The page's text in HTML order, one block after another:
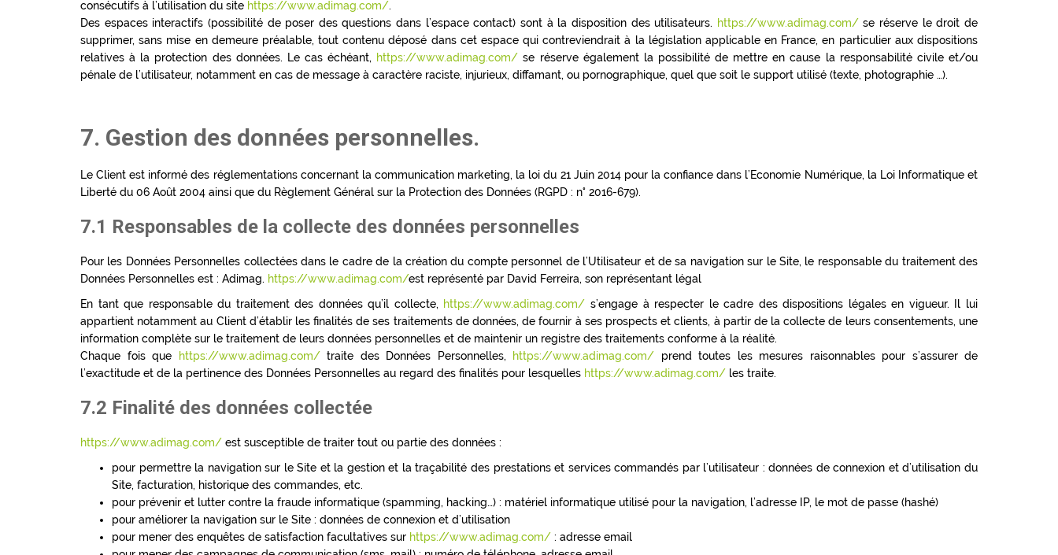
consécutifs à l’utilisation du site https://www.adimag.com/.
Des espaces interactifs (possibilité de poser des questions dans l’espace contact) sont à la disposition des utilisateurs. https://www.adimag.com/se réserve le droit de
supprimer, sans mise en demeure préalable, tout contenu déposé dans cet espace qui contreviendrait à la législation applicable en France, en particulier aux dispositions
relatives à la protection des données. Le cas échéant, https://www.adimag.com/ se réserve également la possibilité de mettre en cause la responsabilité civile et/ou
pénale de l’utilisateur, notamment en cas de message à caractère raciste, injurieux, diffamant, ou pornographique, quel que soit le support utilisé (texte, photographie …).
7. Gestion des données personnelles.
Le Client est informé des réglementations concernant la communication marketing, la loi du 21 Juin 2014 pour la confiance dans l’Economie Numérique, la Loi Informatique et
Liberté du 06 Août 2004 ainsi que du Règlement Général sur la Protection des Données (RGPD : n° 2016-679).
7.1 Responsables de la collecte des données personnelles
Pour les Données Personnelles collectées dans le cadre de la création du compte personnel de l’Utilisateur et de sa navigation sur le Site, le responsable du traitement des
Données Personnelles est : Adimag. https://www.adimag.com/est représenté par David Ferreira, son représentant légal
En tant que responsable du traitement des données qu’il collecte, https://www.adimag.com/ s’engage à respecter le cadre des dispositions légales en vigueur. Il lui
appartient notamment au Client d’établir les finalités de ses traitements de données, de fournir à ses prospects et clients, à partir de la collecte de leurs consentements, une
information complète sur le traitement de leurs données personnelles et de maintenir un registre des traitements conforme à la réalité.
Chaque fois que
https://www.adimag.com/traite des Données Personnelles, https://www.adimag.com/ prend toutes les mesures raisonnables pour s’assurer de
l’exactitude et de la pertinence des Données Personnelles au regard des finalités pour lesquelles https://www.adimag.com/ les traite.
7.2 Finalité des données collectée
https://www.adimag.com/ est susceptible de traiter tout ou partie des données :
pour permettre la navigation sur le Site et la gestion et la traçabilité des prestations et services commandés par l’utilisateur : données de connexion et d’utilisation du
Site, facturation, historique des commandes, etc.
pour prévenir et lutter contre la fraude informatique (spamming, hacking…) : matériel informatique utilisé pour la navigation, l’adresse IP, le mot de passe (hashé)
pour améliorer la navigation sur le Site : données de connexion et d’utilisation
pour mener des enquêtes de satisfaction facultatives sur https://www.adimag.com/ : adresse email